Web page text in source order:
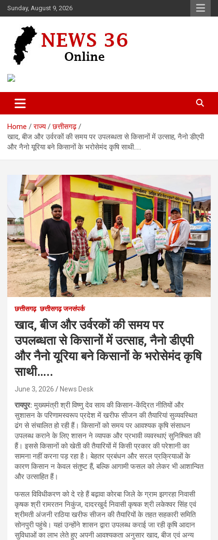
Skip
to
Sunday, August 9, 2026
News 36
Home राज्य
छत्तीसगढ़
खाद, बीज और उर्वरकों की समय पर उपलब्धता से किसानों में उत्साह, नैनो डीएपी
और नैनो यूरिया बने किसानों के भरोसेमंद कृषि साथी…..
छत्तीसगढ़ छत्तीसगढ़ जनसंपर्क
खाद, बीज और उर्वरकों की समय पर
उपलब्धता से किसानों में उत्साह, नैनो डीएपी
और नैनो यूरिया बने किसानों के भरोसेमंद कृषि
साथी…..
June 3, 2026 News Desk
रायपुर:मुख्यमंत्री श्री विष्णु देव साय की किसान-केंद्रित नीतियों और
सुशासन के परिणामस्वरूप प्रदेश में खरीफ सीजन की तैयारियां सुव्यवस्थित
ढंग से संचालित हो रही हैं। किसानों को समय पर आवश्यक कृषि संसाधन
उपलब्ध कराने के लिए शासन ने व्यापक और प्रभावी व्यवस्थाएं सुनिश्चित की
हैं। इससे किसानों को खेती की तैयारियों में किसी प्रकार की परेशानी का
सामना नहीं करना पड़ रहा है। बेहतर प्रबंधन और सरल प्रक्रियाओं के
कारण किसान न केवल संतुष्ट हैं, बल्कि आगामी फसल को लेकर भी आशान्वित
और उत्साहित हैं।
फसल विविधीकरण को दे रहे हैं बढ़ावा कोरबा जिले के ग्राम झगरहा निवासी
कृषक श्री रामरतन निकुंज, दादरखुर्द निवासी कृषक श्री लकेश्वर सिंह एवं
श्रीमती अंजनी राठिया खरीफ सीजन की तैयारियों के तहत सहकारी समिति
सोनपुरी पहुंचे। यहां उन्होंने शासन द्वारा उपलब्ध कराई जा रही कृषि आदान
सुविधाओं का लाभ लेते हुए अपनी आवश्यकता अनुसार खाद, बीज एवं अन्य